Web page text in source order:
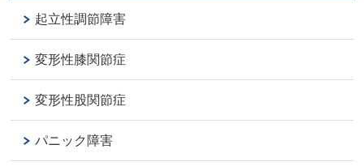
起立性調節障害
変形性膝関節症
変形性股関節症
パニック障害